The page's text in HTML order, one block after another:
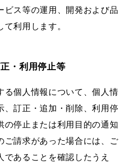
ビス等の運用、開発および品
利用します。
・利用停止等
る個人情報について、個人情
、訂正・追加・削除、利用停
の停止または利用目的の通知
ご請求があった場合には、ご
あることを確認したうえ